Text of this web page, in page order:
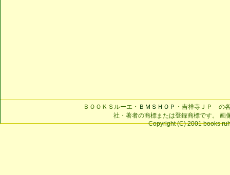
ＢＯＯＫＳルーエ・ ＢＭＳＨＯＰ ・吉祥寺ＪＰ の
社・著者の商標または登録商標です。 画
Copyright (C) 2001 books